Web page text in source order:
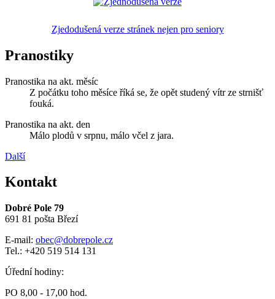
Zjedodušená verze stránek nejen pro seniory
Pranostiky
Pranostika na akt. měsíc
Z počátku toho měsíce říká se, že opět studený vítr ze strnišť
fouká.
Pranostika na akt. den
Málo plodů v srpnu, málo včel z jara.
Další
Kontakt
Dobré Pole 79
691 81 pošta Březí
E-mail: obec@dobrepole.cz
Tel.: +420 519 514 131
Úřední hodiny:
PO 8,00 - 17,00 hod.